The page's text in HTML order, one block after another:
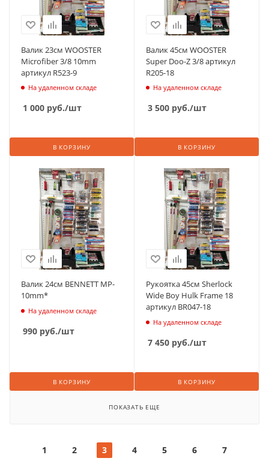
Валик 23см WOOSTER
Microfiber 3/8 10mm
артикул R523-9
На удаленном складе
1 000 руб./шт
В КОРЗИНУ
Валик 45см WOOSTER
Super Doo-Z 3/8 артикул
R205-18
На удаленном складе
3 500 руб./шт
В КОРЗИНУ
Валик 24см BENNETT MP-
10mm*
На удаленном складе
990 руб./шт
В КОРЗИНУ
Рукоятка 45см Sherlock
Wide Boy Hulk Frame 18
артикул BR047-18
На удаленном складе
7 450 руб./шт
В КОРЗИНУ
ПОКАЗАТЬ ЕЩЕ
1 2 3 4 5 6 7